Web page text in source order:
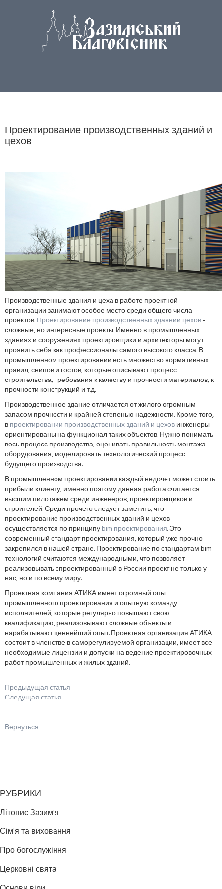
Проектирование производственных зданий и
цехов
Производственные здания и цеха в работе проектной
организации занимают особое место среди общего числа
проектов.Проектирование производственных зданний цехов-
сложные, но интересные проекты. Именно в промышленных
зданиях и сооружениях проектировщики и архитекторы могут
проявить себя как профессионалы самого высокого класса. В
промышленном проектировании есть множество нормативных
правил, снипов и гостов, которые описывают процесс
строительства, требования к качеству и прочности материалов, к
прочности конструкций и т.д.
Производственное здание отличается от жилого огромным
запасом прочности и крайней степенью надежности. Кроме того,
впроектировании производственных зданий и цеховинженеры
ориентированы на функционал таких объектов. Нужно понимать
весь процесс производства, оценивать правильность монтажа
оборудования, моделировать технологический процесс
будущего производства.
В промышленном проектировании каждый недочет может стоить
прибыли клиенту, именно поэтому данная работа считается
высшим пилотажем среди инженеров, проектировщиков и
строителей. Среди прочего следует заметить, что
проектирование производственных зданий и цехов
осуществляется по принципуbim проектирования. Это
современный стандарт проектирования, который уже прочно
закрепился в нашей стране. Проектирование по стандартам bim
технологий считаются международными, что позволяет
реализовывать спроектированный в России проект не только у
нас, но и по всему миру.
Проектная компания АТИКА имеет огромный опыт
промышленного проектирования и опытную команду
исполнителей, которые регулярно повышают свою
квалификацию, реализовывают сложные объекты и
нарабатывают ценнейший опыт. Проектная организация АТИКА
состоит в членстве в саморегулируемой организации, имеет все
необходимые лицензии и допуски на ведение проектировочных
работ промышленных и жилых зданий.
Предыдущая статья
Следущая статья
Вернуться
РУБРИКИ
Літопис Зазим'я
Сім'я та виховання
Про богослужіння
Церковні свята